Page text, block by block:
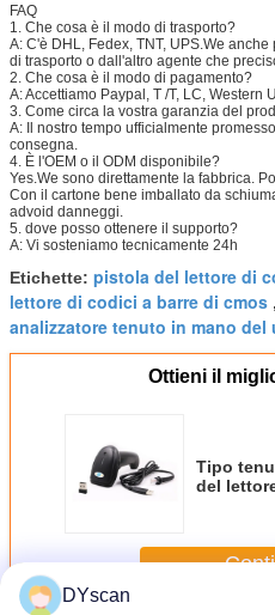
FAQ
1. Che cosa è il modo di trasporto?
A: C'è DHL, Fedex, TNT, UPS.We
di trasporto o dall'altro agente che
2. Che cosa è il modo di pagamento?
A: Accettiamo Paypal, T /T, LC, Western
3. Come circa la vostra garanzia del
A: Il nostro tempo ufficialmente
consegna.
4. È l'OEM o il ODM disponibile?
Yes.We sono direttamente la fabbrica.
Con il cartone bene imballato da
advoid danneggi.
5. dove posso ottenere il supporto?
A: Vi sosteniamo tecnicamente 24h
Etichette: pistola del lettore di
lettore di codici a barre di cmos ,
analizzatore tenuto in mano del
Ottieni il
Tipo
del
DYscan